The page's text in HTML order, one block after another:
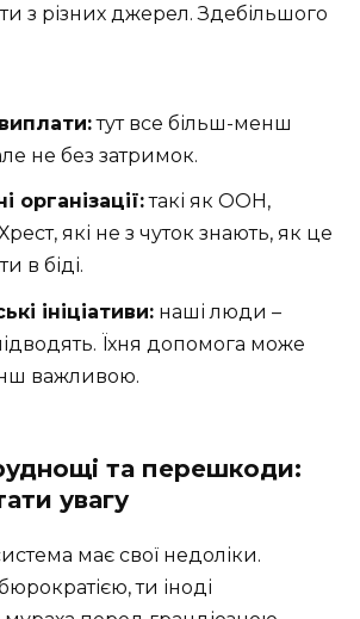
з різних джерел. Здебільшого
тут все більш-менш
не без затримок.
організації:такі як ООН,
які не з чуток знають, як це
в біді.
ініціативи: наші люди –
Їхня допомога може
важливою.
та перешкоди:
увагу
має свої недоліки.
ти іноді